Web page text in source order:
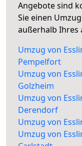
Angebote sind
Sie einen
außerhalb Ihres
Umzug von
Pempelfort
Umzug von
Golzheim
Umzug von
Derendorf
Umzug von
Umzug von